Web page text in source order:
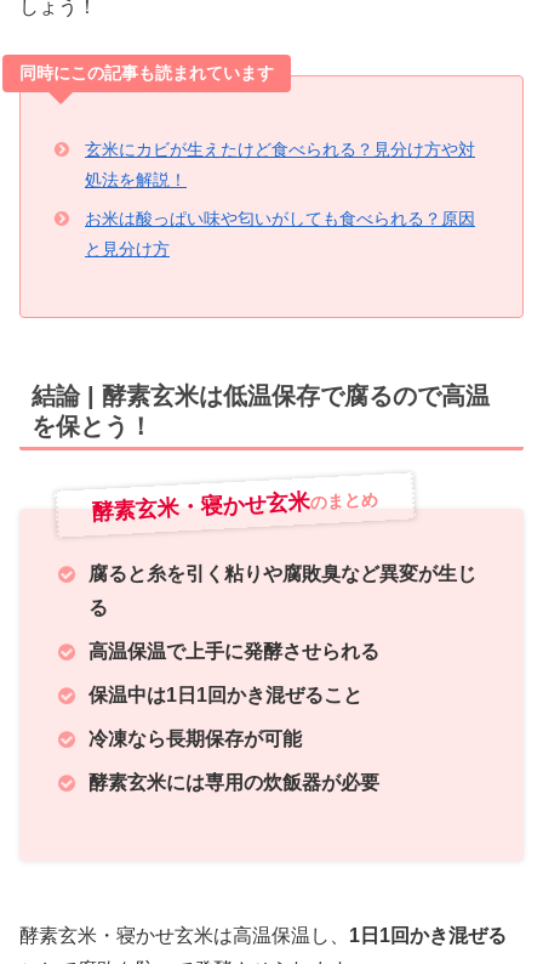
しょう！
同時にこの記事も読まれています
玄米にカビが生えたけど食べられる？見分け方や対
処法を解説！
お米は酸っぱい味や匂いがしても食べられる？原因
と見分け方
結論 | 酵素玄米は低温保存で腐るので高温
を保とう！
酵素玄米・寝かせ玄米のまとめ
腐ると糸を引く粘りや腐敗臭など異変が生じ
る
高温保温で上手に発酵させられる
保温中は1日1回かき混ぜること
冷凍なら長期保存が可能
酵素玄米には専用の炊飯器が必要
酵素玄米・寝かせ玄米は高温保温し、 1日1回かき混ぜる